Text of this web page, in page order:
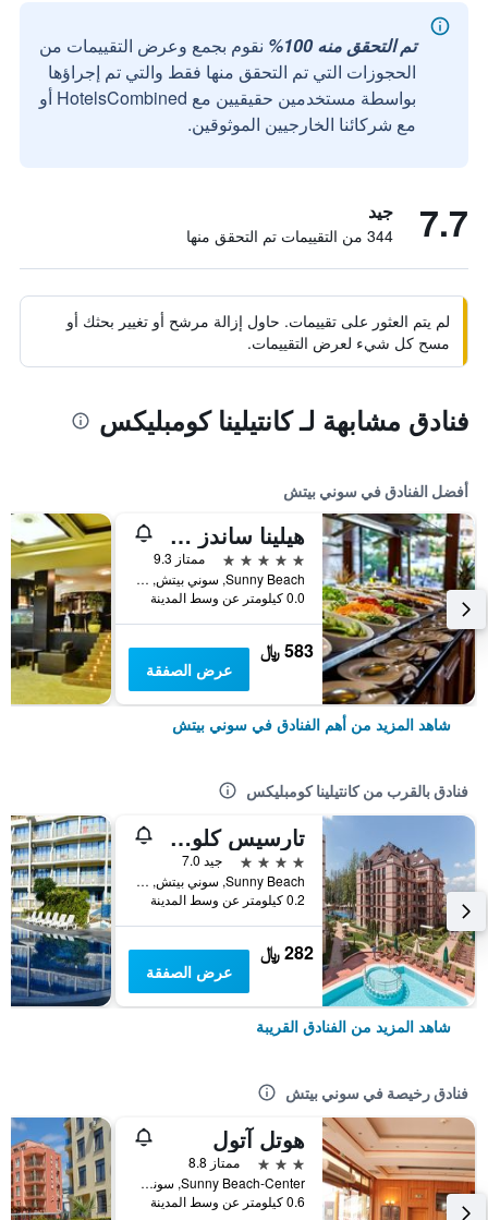
تم التحقق منه 100%
نقوم بجمع وعرض التقييمات من
الحجوزات التي تم التحقق منها فقط والتي تم إجراؤها
بواسطة مستخدمين حقيقيين مع HotelsCombined أو
مع شركائنا الخارجيين الموثوقين.
7.7 جيد
344 من التقييمات تم التحقق منها
لم يتم العثور على تقييمات. حاول إزالة مرشح أو تغيير بحثك أو
مسح كل شيء لعرض التقييمات.
فنادق مشابهة لـ كانتيلينا كومبليكس
أفضل الفنادق في سوني بيتش
هيلينا ساندز هوتل
5 نجوم
ممتاز 9.3
Sunny Beach, سوني بيتش, بلغاريا
0.0 كيلومتر عن وسط المدينة
583 ﷼
عرض الصفقة
شاهد المزيد من أهم الفنادق في سوني بيتش
فنادق بالقرب من كانتيلينا كومبليكس
تارسيس كلوب هوتل آند أكوابارك - شامامل جميع الخدمات
4 نجوم
جيد 7.0
Sunny Beach, سوني بيتش, بلغاريا
0.2 كيلومتر عن وسط المدينة
282 ﷼
عرض الصفقة
شاهد المزيد من الفنادق القريبة
فنادق رخيصة في سوني بيتش
هوتل آتول
3 نجوم
ممتاز 8.8
Sunny Beach-Center, سوني بيتش, بلغاريا
0.6 كيلومتر عن وسط المدينة